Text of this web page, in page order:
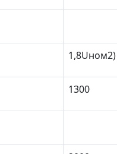
1,8Uном2)
1300